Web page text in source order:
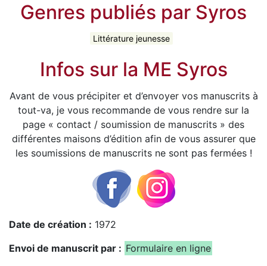
Genres publiés par Syros
Littérature jeunesse
Infos sur la ME Syros
Avant de vous précipiter et d’envoyer vos manuscrits à
tout-va, je vous recommande de vous rendre sur la
page « contact / soumission de manuscrits » des
différentes maisons d’édition afin de vous assurer que
les soumissions de manuscrits ne sont pas fermées !
Date de création : 1972
Envoi de manuscrit par : Formulaire en ligne